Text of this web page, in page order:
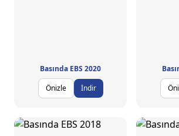
Basında EBS 2020
Önizle
İndir